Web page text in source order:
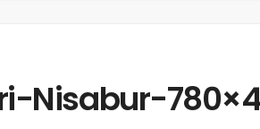
Nisabur-